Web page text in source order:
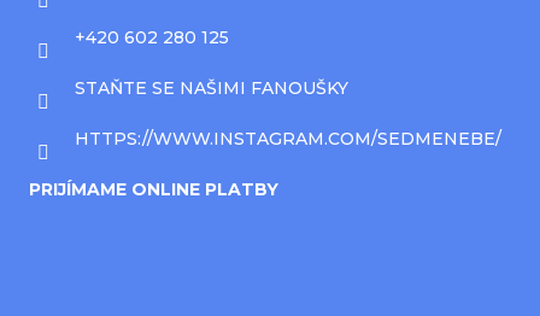
+420 602 280 125
STAŇTE SE NAŠIMI FANOUŠKY
HTTPS://WWW.INSTAGRAM.COM/SEDMENEBE/
PRIJÍMAME ONLINE PLATBY